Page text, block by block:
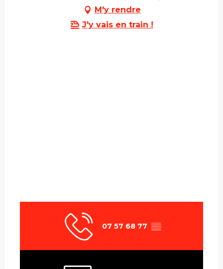
M'y rendre
J'y vais en train !
07 57 68 77 ▒▒